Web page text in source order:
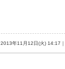
2013年11月12日(火) 14:17｜